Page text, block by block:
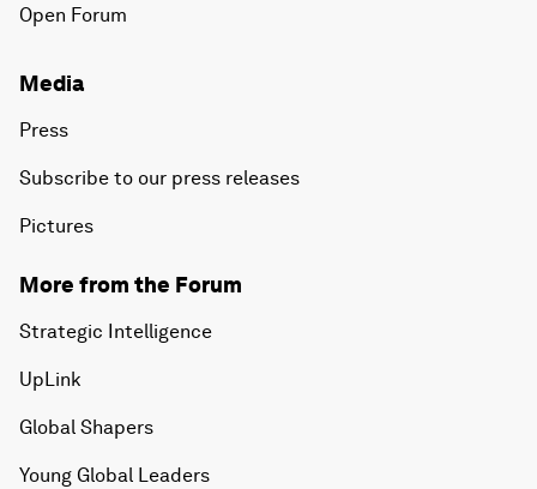
Open Forum
Media
Press
Subscribe to our press releases
Pictures
More from the Forum
Strategic Intelligence
UpLink
Global Shapers
Young Global Leaders